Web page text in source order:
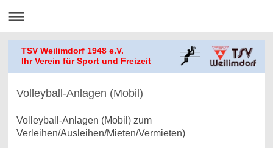
TSV Weilimdorf 1948 e.V.
Ihr Verein für Sport und Freizeit
Volleyball-Anlagen (Mobil)
Volleyball-Anlagen (Mobil) zum
Verleihen/Ausleihen/Mieten/Vermieten)